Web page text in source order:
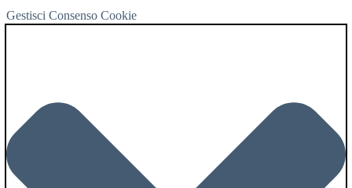
Gestisci Consenso Cookie